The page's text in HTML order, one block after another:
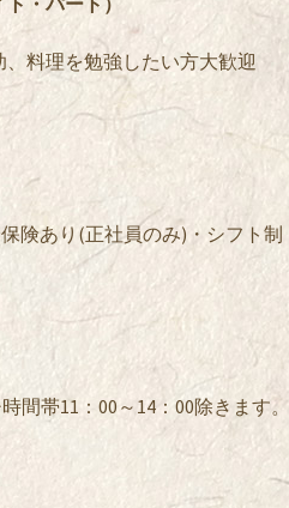
料理を勉強したい方大歓迎
険あり(正社員のみ)・シフト制
帯11：00～14：00除きます。